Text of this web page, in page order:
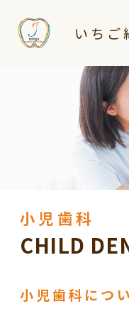
いちご
小児歯科
CHILD
小児歯科につ